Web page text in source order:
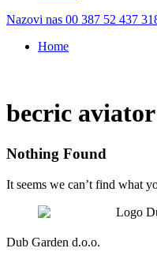
Nazovi nas 00 387 52 437
Home
becric aviator
Nothing Found
It seems we can’t find what
Dub Garden d.o.o.